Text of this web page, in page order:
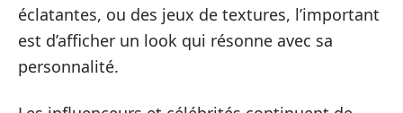
éclatantes, ou des jeux de textures, l’important
est d’afficher un look qui résonne avec sa
personnalité.